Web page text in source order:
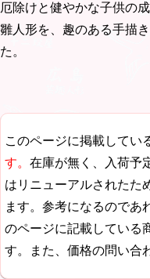
厄除けと健やかな子供の
雛人形を、趣のある手描
た。
このページに掲載してい
す。 在庫が無く、入荷予
はリニューアルされたた
ます。参考になるのであ
のページに記載している
す。また、価格の問い合